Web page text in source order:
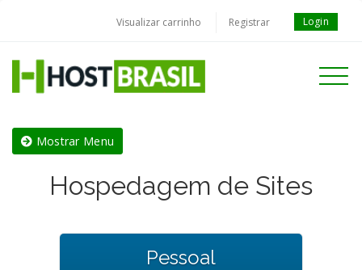
Visualizar carrinho Registrar Login
Toggle
Mostrar Menu
Hospedagem de Sites
Pessoal